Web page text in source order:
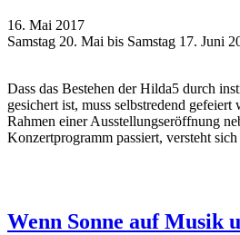
16. Mai 2017
Samstag 20. Mai bis Samstag 17. Juni
Dass das Bestehen der Hilda5 durch
gesichert ist, muss selbstredend gefeiert
Rahmen einer Ausstellungseröffnung
Konzertprogramm passiert, versteht
Wenn Sonne auf Musik